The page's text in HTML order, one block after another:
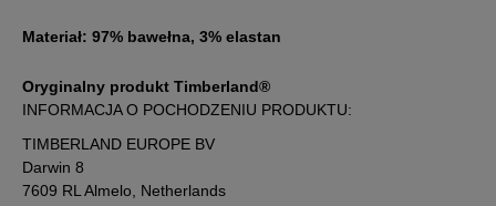
Materiał: 97% bawełna, 3% elastan
Oryginalny produkt Timberland®
INFORMACJA O POCHODZENIU PRODUKTU:
TIMBERLAND EUROPE BV
Darwin 8
7609 RL Almelo, Netherlands